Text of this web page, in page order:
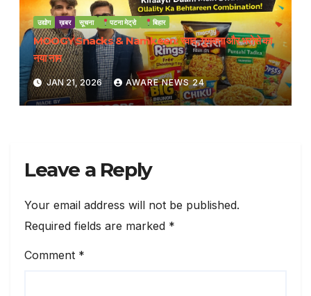
उद्योग ख़बर सूचना पटना मेट्रो बिहार
MOOGY Snacks & Namkeen: स्वाद, गुणवत्ता और भरोसे का
नया नाम
JAN 21, 2026 AWARE NEWS 24
Leave a Reply
Your email address will not be published.
Required fields are marked *
Comment *